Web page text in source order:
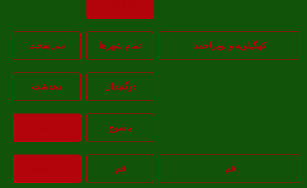
کهگیلویه و بویراحمد تمام شهر‌ها سی‌سخت
دوگنبدان دهدشت
ياسوج